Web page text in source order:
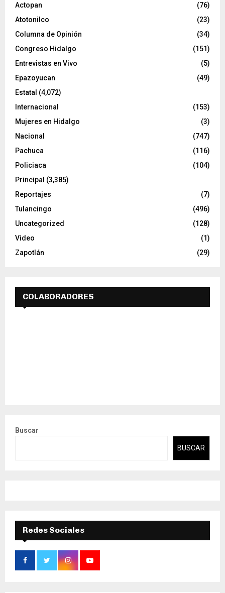
e
o
Actopan
(76)
Atotonilco
(23)
Columna de Opinión
(34)
Congreso Hidalgo
(151)
Entrevistas en Vivo
(5)
Epazoyucan
(49)
Estatal (4,072)
Internacional
(153)
Mujeres en Hidalgo
(3)
Nacional
(747)
Pachuca
(116)
Policiaca
(104)
Principal (3,385)
Reportajes
(7)
Tulancingo
(496)
Uncategorized
(128)
Video
(1)
Zapotlán
(29)
COLABORADORES
Buscar
BUSCAR
Redes Sociales